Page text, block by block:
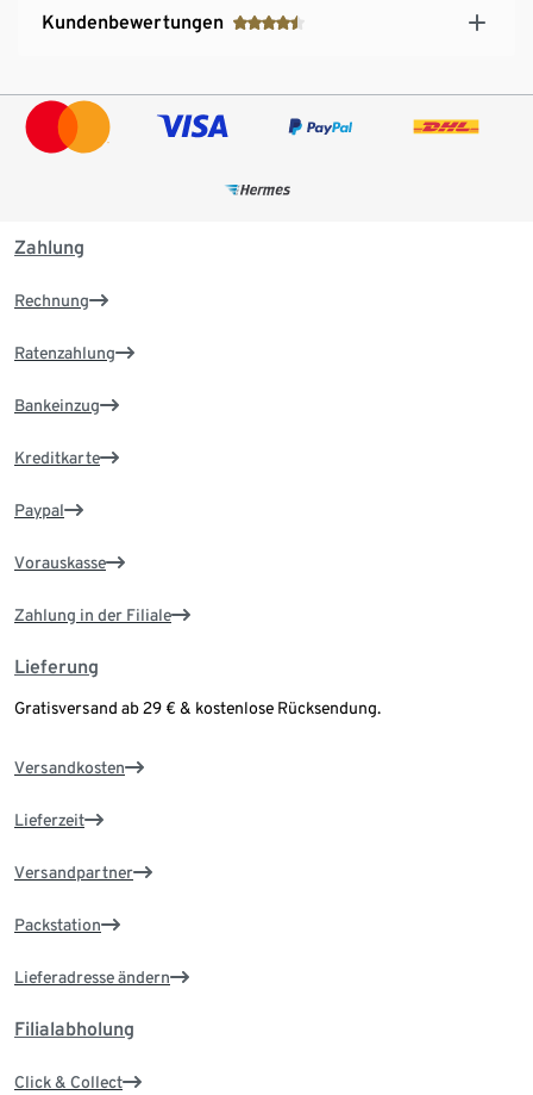
Kundenbewertungen
Zahlung
Rechnung
Ratenzahlung
Bankeinzug
Kreditkarte
Paypal
Vorauskasse
Zahlung in der Filiale
Lieferung
Gratisversand ab 29 € & kostenlose Rücksendung.
Versandkosten
Lieferzeit
Versandpartner
Packstation
Lieferadresse ändern
Filialabholung
Click & Collect